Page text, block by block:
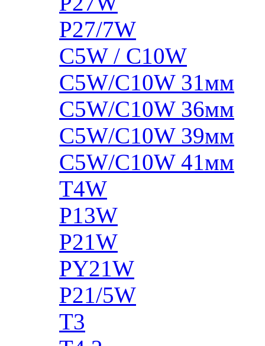
P27/7W
C5W / C10W
C5W/C10W 31мм
C5W/C10W 36мм
C5W/C10W 39мм
C5W/C10W 41мм
T4W
P13W
P21W
PY21W
P21/5W
T3